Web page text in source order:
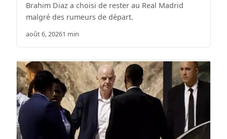
Brahim Diaz a choisi de rester au Real Madrid
malgré des rumeurs de départ.
août 6, 20261 min